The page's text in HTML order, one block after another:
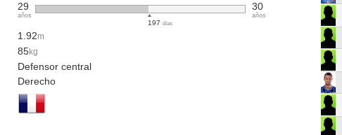
29
años
197días
30
años
1.92m
85kg
Defensor central
Derecho